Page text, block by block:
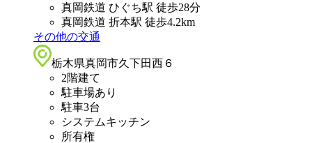
真岡鉄道 ひぐち駅 徒歩28分
真岡鉄道 折本駅 徒歩4.2km
その他の交通
栃木県真岡市久下田西６
2階建て
駐車場あり
駐車3台
システムキッチン
所有権